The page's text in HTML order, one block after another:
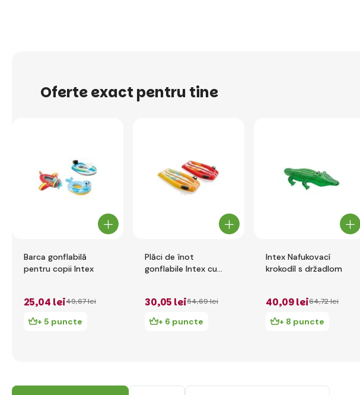
Oferte exact pentru tine
Barca gonflabilă
pentru copii Intex
25,04 lei49,67 lei
+ 5 puncte
Plăci de înot
gonflabile Intex cu
30,05 lei54,69 lei
+ 6 puncte
Intex Nafukovací
krokodíl s držadlom
40,09 lei64,72 lei
+ 8 puncte